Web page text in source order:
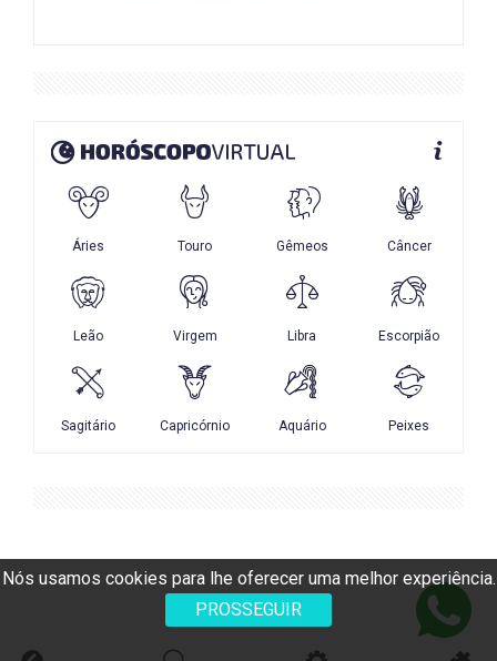
Nós usamos cookies para lhe oferecer uma melhor experiência.
PROSSEGUIR